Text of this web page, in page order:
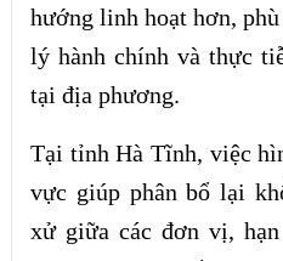
hướng linh hoạt hơn,
lý hành chính và thực
tại địa phương.
Tại tỉnh Hà Tĩnh, việc
vực giúp phân bổ lại
xử giữa các đơn vị,